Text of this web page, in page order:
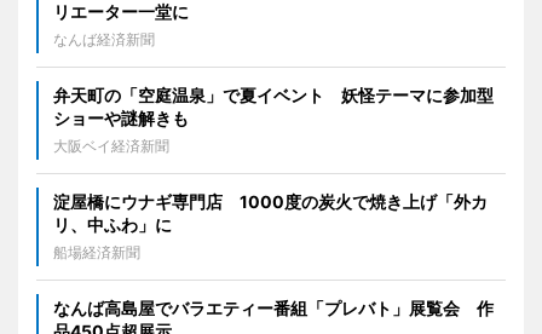
リエーター一堂に
なんば経済新聞
弁天町の「空庭温泉」で夏イベント 妖怪テーマに参加型
ショーや謎解きも
大阪ベイ経済新聞
淀屋橋にウナギ専門店 1000度の炭火で焼き上げ「外カ
リ、中ふわ」に
船場経済新聞
なんば高島屋でバラエティー番組「プレバト」展覧会 作